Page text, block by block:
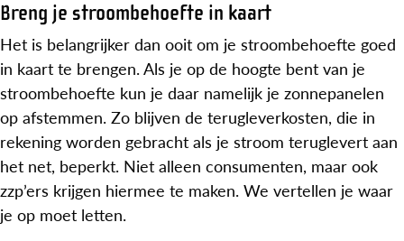
Breng je stroombehoefte in kaart
Het is belangrijker dan ooit om je stroombehoefte goed
in kaart te brengen. Als je op de hoogte bent van je
stroombehoefte kun je daar namelijk je zonnepanelen
op afstemmen. Zo blijven de terugleverkosten, die in
rekening worden gebracht als je stroom teruglevert aan
het net, beperkt. Niet alleen consumenten, maar ook
zzp’ers krijgen hiermee te maken. We vertellen je waar
je op moet letten.